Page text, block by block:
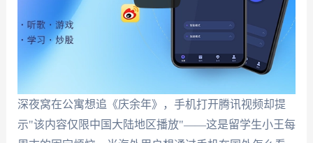
深夜窝在公寓想追《庆余年》，手机打开腾讯视频却提
示"该内容仅限中国大陆地区播放"——这是留学生小王每